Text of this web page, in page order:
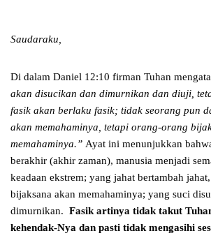
Saudaraku,
Di dalam Daniel 12:10 firman Tuhan
akan disucikan dan dimurnikan dan diuji,
fasik akan berlaku fasik; tidak seorang pun
akan memahaminya, tetapi orang-orang
memahaminya.” Ayat ini menunjukkan
berakhir (akhir zaman), manusia menjadi
keadaan ekstrem; yang jahat bertambah
bijaksana akan memahaminya; yang suci
dimurnikan. Fasik artinya tidak takut
kehendak-Nya dan pasti tidak mengasihi